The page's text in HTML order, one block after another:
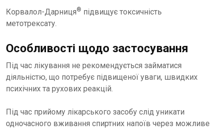
Корвалол-Дарниця® підвищує токсичність
метотрексату.
Особливості щодо застосування
Під час лікування не рекомендується займатися
діяльністю, що потребує підвищеної уваги, швидких
психічних та рухових реакцій.
Під час прийому лікарського засобу слід уникати
одночасного вживання спиртних напоїв через можливе